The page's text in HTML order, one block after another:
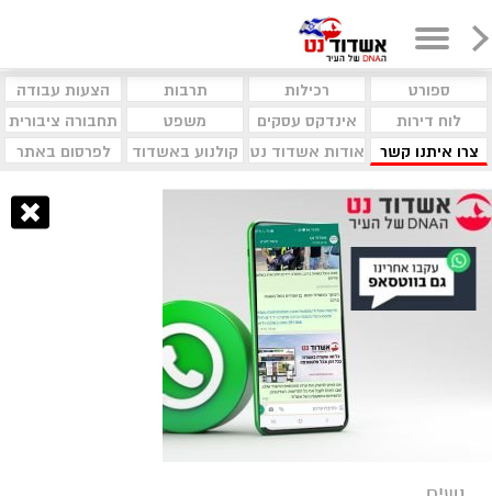
ספורט רכילות תרבות
הצעות עבודה
לוח דירות
אינדקס עסקים משפט
תחבורה ציבורית
צרו איתנו קשר
אודות אשדוד נט קולנוע באשדוד לפרסום באתר